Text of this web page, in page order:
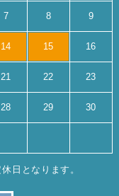
7 8 9
14 15 16
21 22 23
28 29 30
日となります。